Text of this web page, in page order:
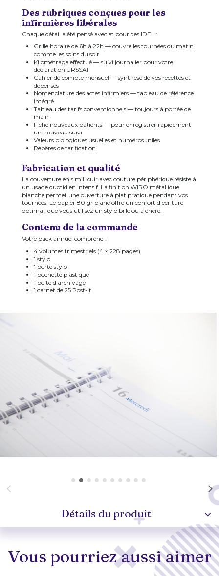
Des rubriques conçues pour les
infirmières libérales
Chaque détail a été pensé avec et pour des IDEL :
Grille horaire de 6h à 22h — couvre les tournées du matin
comme les soins du soir
Kilométrage effectué — suivi journalier pour votre
déclaration URSSAF
Cahier de compte mensuel — synthèse de vos recettes et
dépenses
Nomenclature des actes infirmiers — tableau de référence
intégré
Tableau des tarifs conventionnels — toujours à portée de
main
Fiche nouveaux patients — pour enregistrer rapidement
un nouveau suivi
Valeurs biologiques usuelles et numéros utiles
Repères de tarification
Fabrication et qualité
La couverture en simili cuir avec couture périphérique résiste à
un usage quotidien intensif. La finition WIRO métallique
blanche permet une ouverture à plat pratique pendant vos
tournées. Le papier 80 gr blanc offre un confort d'écriture
optimal, que vous utilisez un stylo bille ou à encre.
Contenu de la commande
Votre pack annuel comprend :
4 volumes trimestriels (4 × 228 pages)
1 stylo
1 porte stylo
1 pochette plastique
1 boîte d'archivage
1 carnet de 25 Post-it
Détails du produit
Vous pourriez aussi aimer